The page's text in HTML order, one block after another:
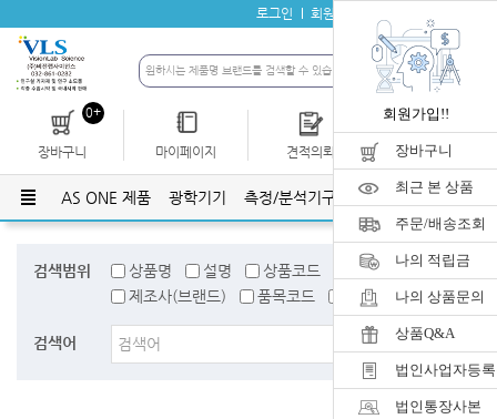
로그인 회원가입
0+
장바구니 마이페이지 견적의뢰 개인결제
AS ONE 제품 광학기기 측정/분석기구 유리기구 플라스틱
검색범위 상품명 설명 상품코드
검색어태그
제조사(브랜드)
품목코드 품목명
검색어
회원가입!!
장바구니
최근 본 상품
주문/배송조회
나의 적립금
나의 상품문의
상품Q&A
법인사업자등
법인통장사본